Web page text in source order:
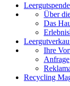
Leergutspende
Über
Das
Ihre
Anfrage
Recycling